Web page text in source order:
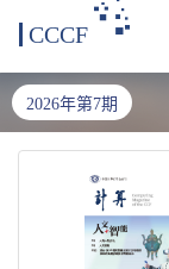
CCCF
2026年第7期